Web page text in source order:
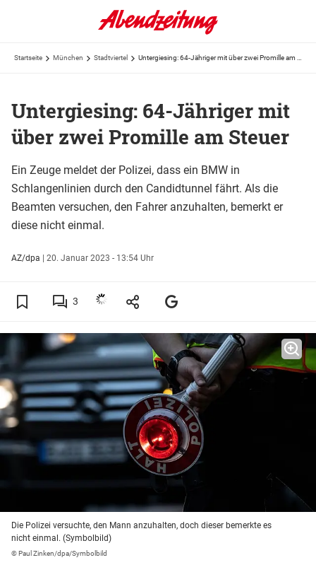
Startseite München Stadtviertel
Untergiesing: 64-Jähriger mit
über zwei Promille am Steuer
Ein Zeuge meldet der Polizei, dass ein BMW in
Schlangenlinien durch den Candidtunnel fährt. Als die
Beamten versuchen, den Fahrer anzuhalten, bemerkt er
diese nicht einmal.
AZ/dpa | 20. Januar 2023 - 13:54 Uhr
3
Die Polizei versuchte, den Mann anzuhalten, doch dieser bemerkte es
nicht einmal. (Symbolbild)
© Paul Zinken/dpa/Symbolbild